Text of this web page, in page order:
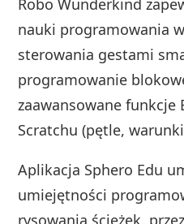
Robo Wunderkind
nauki programowania
sterowania gestami
programowanie
zaawansowane funkcje
Scratchu (pętle,
Aplikacja Sphero Edu
umiejętności
rysowania ścieżek,